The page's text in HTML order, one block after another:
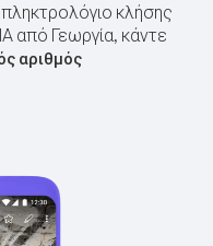
κλήσης
από Γεωργία, κάντε
αριθμός